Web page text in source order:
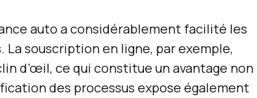
auto a considérablement facilité les
souscription en ligne, par exemple,
d’œil, ce qui constitue un avantage non
des processus expose également